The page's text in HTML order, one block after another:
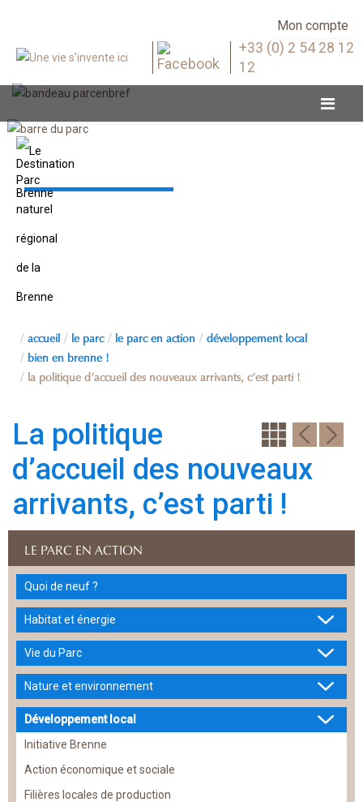
Mon compte
+33 (0) 2 54 28 12
12
accueil le parc le parc en action développement local
bien en brenne !
la politique d’accueil des nouveaux arrivants, c’est parti !
La politique
d’accueil des nouveaux
arrivants, c’est parti !
LE PARC EN ACTION
Quoi de neuf ?
Habitat et énergie
Vie du Parc
Nature et environnement
Développement local
Initiative Brenne
Action économique et sociale
Filières locales de production